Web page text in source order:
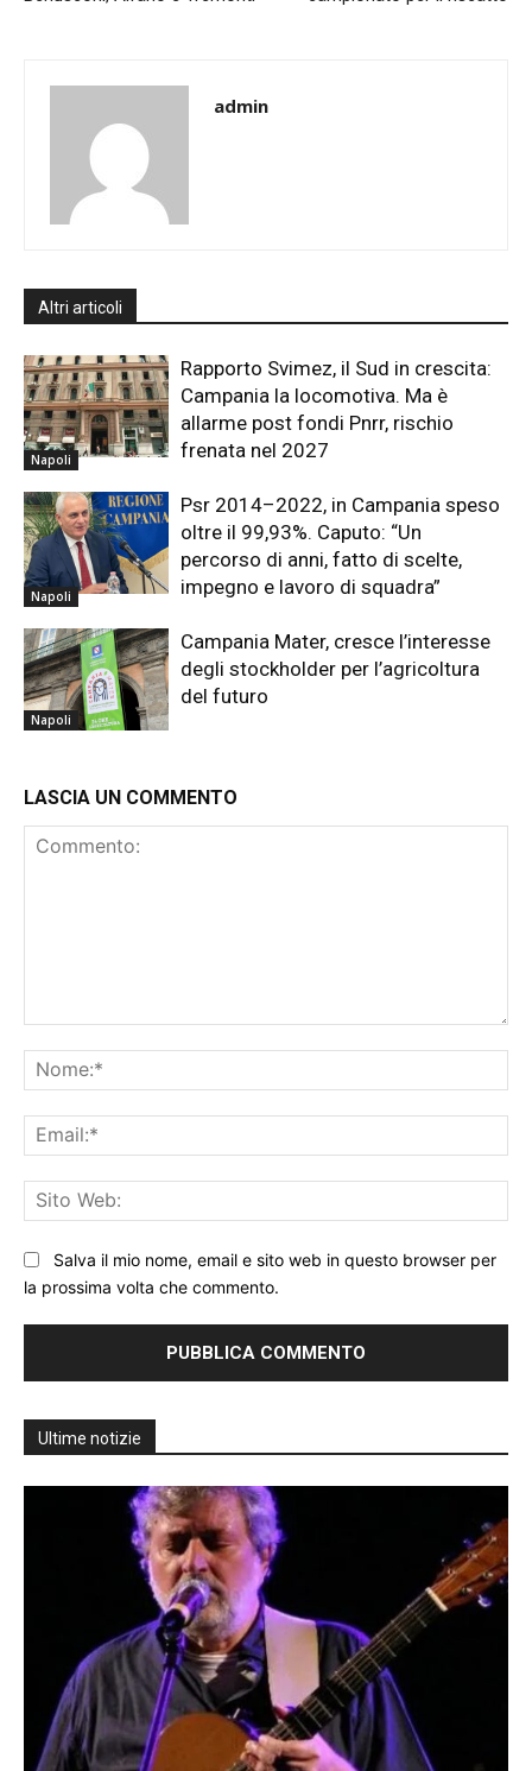
admin
Altri articoli
Napoli
Rapporto Svimez, il Sud in crescita:
Campania la locomotiva. Ma è
allarme post fondi Pnrr, rischio
frenata nel 2027
Napoli
Psr 2014–2022, in Campania speso
oltre il 99,93%. Caputo: “Un
percorso di anni, fatto di scelte,
impegno e lavoro di squadra”
Napoli
Campania Mater, cresce l’interesse
degli stockholder per l’agricoltura
del futuro
LASCIA UN COMMENTO
Salva il mio nome, email e sito web in questo browser per
la prossima volta che commento.
Ultime notizie